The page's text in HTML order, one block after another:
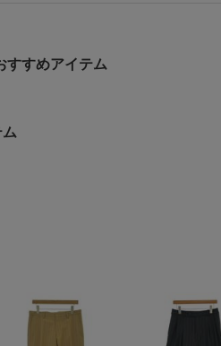
すすめアイテム